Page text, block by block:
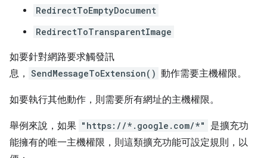
RedirectToEmptyDocument
RedirectToTransparentImage
如要針對網路要求觸發訊
息， SendMessageToExtension() 動作需要主機權限。
如要執行其他動作，則需要所有網址的主機權限。
舉例來說，如果 "https://*.google.com/*"
是擴充功
能擁有的唯一主機權限，則這類擴充功能可設定規則，以